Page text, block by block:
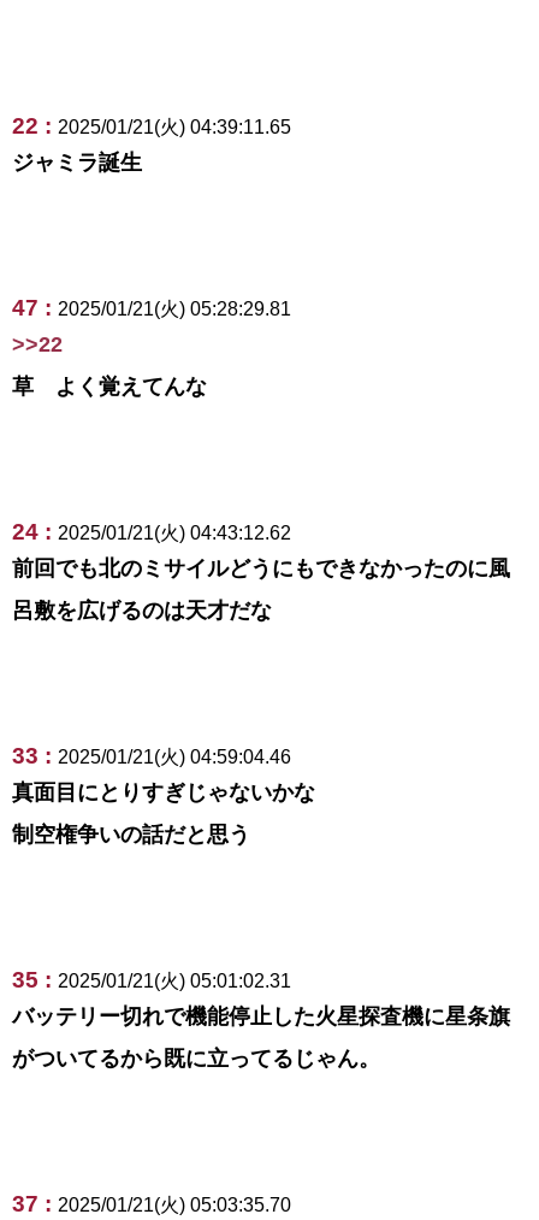
22 : 2025/01/21(火) 04:39:11.65
ジャミラ誕生
47 : 2025/01/21(火) 05:28:29.81
>>22
草 よく覚えてんな
24 : 2025/01/21(火) 04:43:12.62
前回でも北のミサイルどうにもできなかったのに風
呂敷を広げるのは天才だな
33 : 2025/01/21(火) 04:59:04.46
真面目にとりすぎじゃないかな
制空権争いの話だと思う
35 : 2025/01/21(火) 05:01:02.31
バッテリー切れで機能停止した火星探査機に星条旗
がついてるから既に立ってるじゃん。
37 : 2025/01/21(火) 05:03:35.70